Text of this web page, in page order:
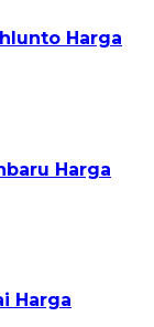
Harga
Harga
Harga